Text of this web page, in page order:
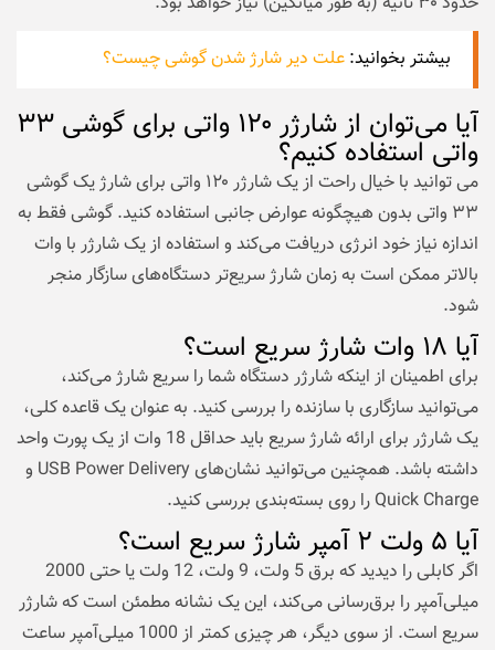
بیشتر بخوانید: علت دیر شارژ شدن گوشی چیست؟
آیا می‌توان از شارژر ۱۲۰ واتی برای گوشی ۳۳
واتی استفاده کنیم؟
می توانید با خیال راحت از یک شارژر ۱۲۰ واتی برای شارژ یک گوشی
۳۳ واتی بدون هیچگونه عوارض جانبی استفاده کنید. گوشی فقط به
اندازه نیاز خود انرژی دریافت می‌کند و استفاده از یک شارژر با وات
بالاتر ممکن است به زمان شارژ سریع‌تر دستگاه‌های سازگار منجر
شود.
آیا ۱۸ وات شارژ سریع است؟
برای اطمینان از اینکه شارژر دستگاه شما را سریع شارژ می‌کند،
می‌توانید سازگاری با سازنده را بررسی کنید. به عنوان یک قاعده کلی،
یک شارژر برای ارائه شارژ سریع باید حداقل 18 وات از یک پورت واحد
داشته باشد. همچنین می‌توانید نشان‌های USB Power Delivery و
Quick Charge را روی بسته‌بندی بررسی کنید.
آیا ۵ ولت ۲ آمپر شارژ سریع است؟
اگر کابلی را دیدید که برق 5 ولت، 9 ولت، 12 ولت یا حتی 2000
میلی‌آمپر را برق‌رسانی می‌کند، این یک نشانه مطمئن است که شارژر
سریع است. از سوی دیگر، هر چیزی کمتر از 1000 میلی‌آمپر ساعت